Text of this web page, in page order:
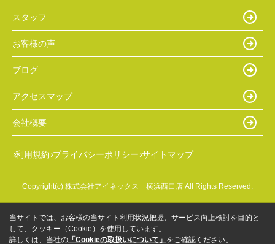
スタッフ
お客様の声
ブログ
アクセスマップ
会社概要
利用規約 プライバシーポリシー サイトマップ
Copyright(c) 株式会社アイネックス 横浜西口店 All Rights Reserved.
当サイトでは、お客様の当サイト利用状況把握、サービス向上検討を目的と
して、クッキー（Cookie）を使用しています。
詳しくは、当社の 「Cookieの取扱いについて」 をご確認ください。